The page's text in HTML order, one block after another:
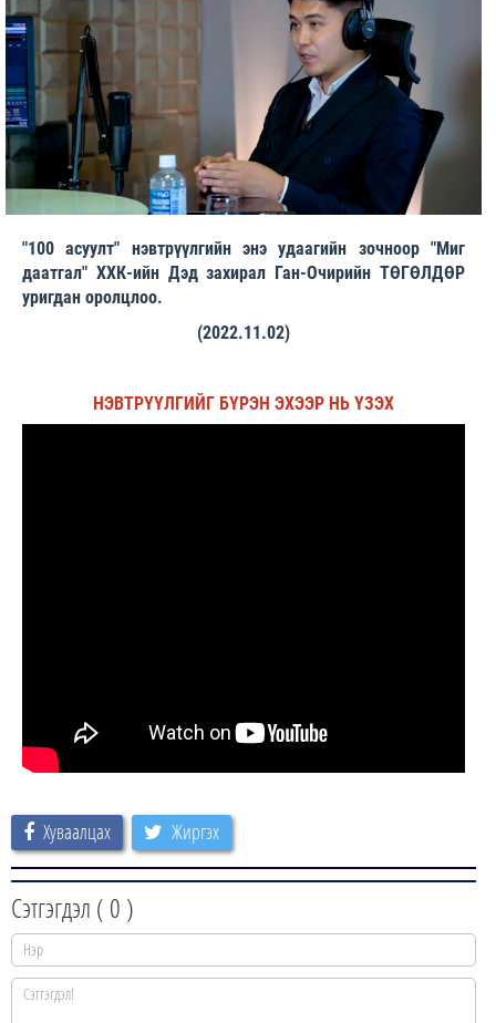
"100 асуулт" нэвтрүүлгийн энэ удаагийн зочноор "Миг
даатгал" ХХК-ийн Дэд захирал Ган-Очирийн ТӨГӨЛДӨР
уригдан оролцлоо.
(2022.11.02)
НЭВТРҮҮЛГИЙГ БҮРЭН ЭХЭЭР НЬ ҮЗЭХ
Хуваалцах Жиргэх
Сэтгэгдэл ( 0 )